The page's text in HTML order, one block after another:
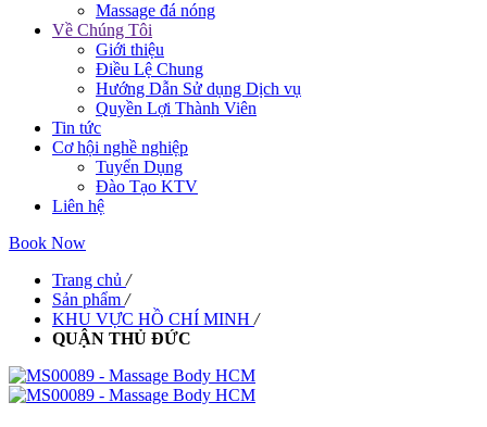
Massage đá nóng
Về Chúng Tôi
Giới thiệu
Điều Lệ Chung
Hướng Dẫn Sử dụng Dịch vụ
Quyền Lợi Thành Viên
Tin tức
Cơ hội nghề nghiệp
Tuyển Dụng
Đào Tạo KTV
Liên hệ
Book Now
Trang chủ /
Sản phẩm /
KHU VỰC HỒ CHÍ MINH /
QUẬN THỦ ĐỨC